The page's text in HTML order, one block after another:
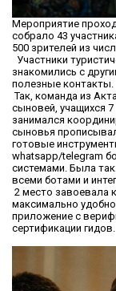
Мероприятие
собрало 43
500 зрителей из
Участники
знакомились с
полезные контакты.
Так, команда из
сыновей, учащихся
занимался
сыновья
готовые
whatsapp/telegram
системами. Была
всеми ботами и
2 место завоевала
максимально
приложение с
сертификации гидов.